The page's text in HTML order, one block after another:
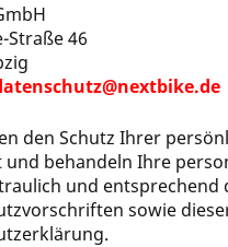
Straße 46
den Schutz Ihrer
und behandeln Ihre
und entsprechend
sowie